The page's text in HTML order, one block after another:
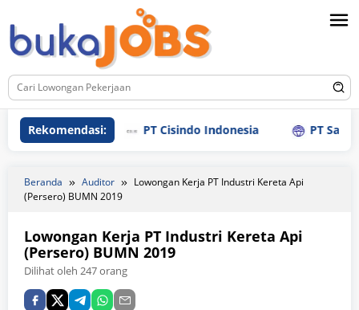
ke
konten
Rekomendasi: PT Cisindo Indonesia PT Sanly
Beranda Auditor
Lowongan Kerja PT Industri Kereta Api
(Persero) BUMN 2019
Lowongan Kerja PT Industri Kereta Api
(Persero) BUMN 2019
Dilihat oleh 247 orang